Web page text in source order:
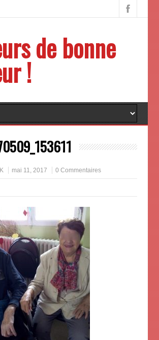
de bonne
!
mai 11, 2017 0 Commentaires